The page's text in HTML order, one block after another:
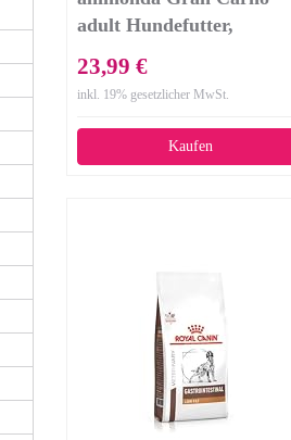
adult Hundefutter,
Hunde, Herzhafte
Variation, 6 x 400 g
23,99 €
inkl. 19% gesetzlicher MwSt.
Kaufen